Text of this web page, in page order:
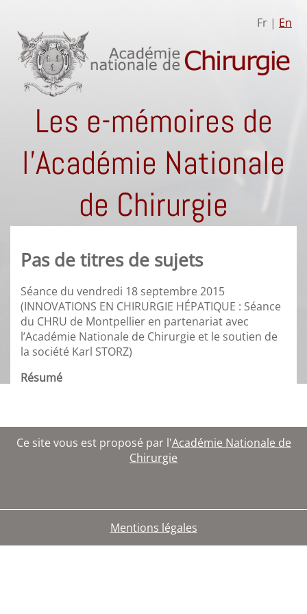
Fr | En
Les e-mémoires de
l'Académie Nationale
de Chirurgie
Pas de titres de sujets
Séance du vendredi 18 septembre 2015
(INNOVATIONS EN CHIRURGIE HÉPATIQUE : Séance
du CHRU de Montpellier en partenariat avec
l’Académie Nationale de Chirurgie et le soutien de
la société Karl STORZ)
Résumé
Ce site vous est proposé par l'Académie Nationale de
Chirurgie
Mentions légales